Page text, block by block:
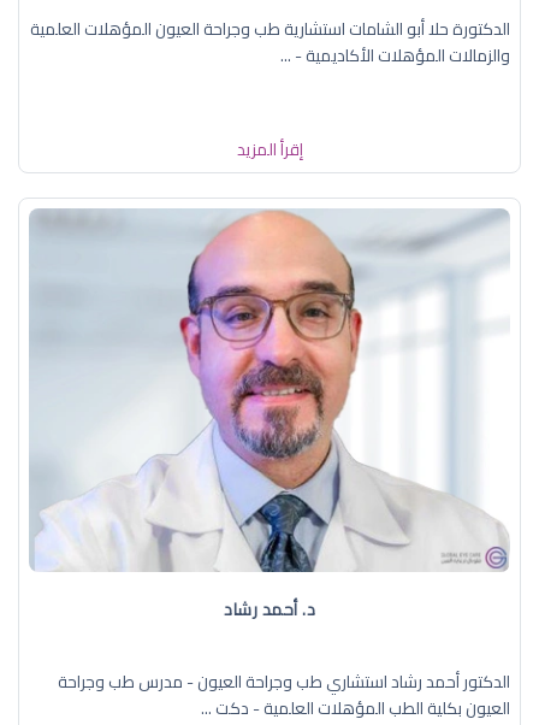
الدكتورة حلا أبو الشامات استشارية طب وجراحة العيون المؤهلات العلمية
والزمالات المؤهلات الأكاديمية - ...
إقرأ المزيد
د. ‏أحمد رشاد
الدكتور أحمد رشاد استشاري طب وجراحة العيون - مدرس طب وجراحة
العيون بكلية الطب المؤهلات العلمية - دكت ...